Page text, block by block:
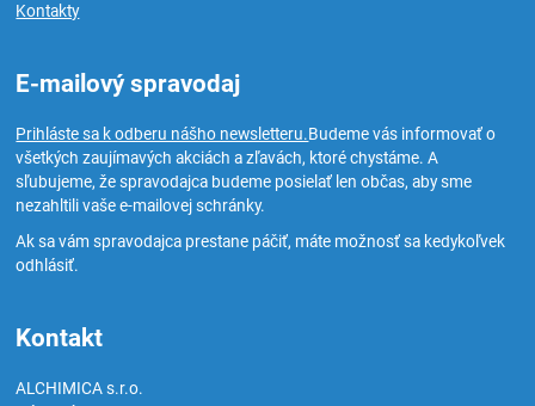
Kontakty
E-mailový spravodaj
Prihláste sa k odberu nášho newsletteru.Budeme vás informovať o
všetkých zaujímavých akciách a zľavách, ktoré chystáme. A
sľubujeme, že spravodajca budeme posielať len občas, aby sme
nezahltili vaše e-mailovej schránky.
Ak sa vám spravodajca prestane páčiť, máte možnosť sa kedykoľvek
odhlásiť.
Kontakt
ALCHIMICA s.r.o.